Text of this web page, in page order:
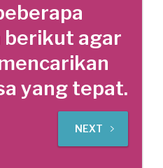
berikut agar
yang tepat.
NEXT